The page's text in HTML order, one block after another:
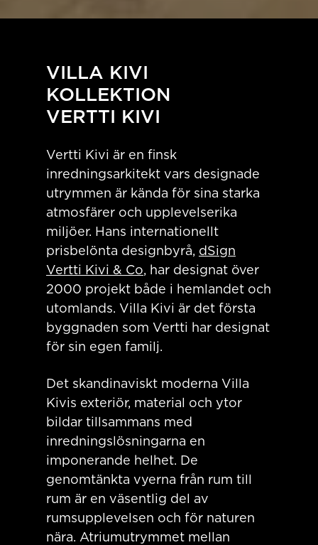
VILLA KIVI
KOLLEKTION
VERTTI KIVI
Vertti Kivi är en finsk
inredningsarkitekt vars designade
utrymmen är kända för sina starka
atmosfärer och upplevelserika
miljöer. Hans internationellt
prisbelönta designbyrå, dSign
Vertti Kivi & Co, har designat över
2000 projekt både i hemlandet och
utomlands. Villa Kivi är det första
byggnaden som Vertti har designat
för sin egen familj.
Det skandinaviskt moderna Villa
Kivis exteriör, material och ytor
bildar tillsammans med
inredningslösningarna en
imponerande helhet. De
genomtänkta vyerna från rum till
rum är en väsentlig del av
rumsupplevelsen och för naturen
nära. Atriumutrymmet mellan